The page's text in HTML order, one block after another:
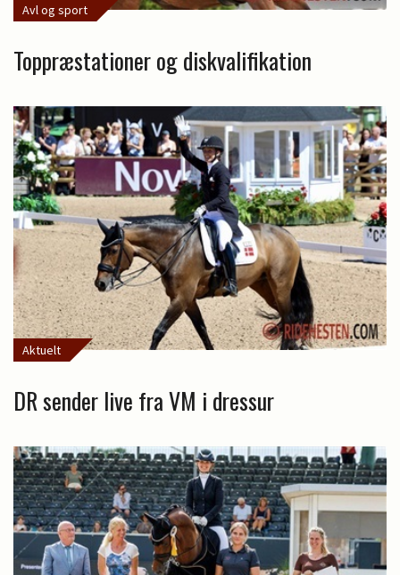
Avl og sport
Toppræstationer og diskvalifikation
Aktuelt
DR sender live fra VM i dressur